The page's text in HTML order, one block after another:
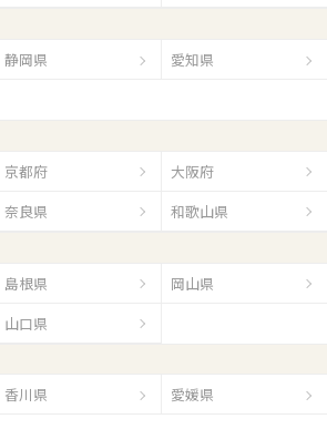
静岡県
愛知県
京都府
大阪府
奈良県 和歌山県
島根県
岡山県
山口県
香川県
愛媛県